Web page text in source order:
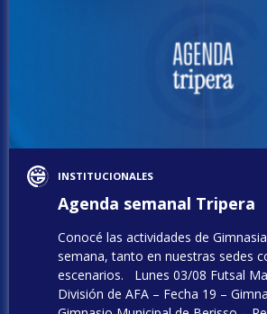
INSTITUCIONALES
Agenda semanal Tripera
Conocé las actividades de
semana, tanto en nuestras sedes
escenarios. Lunes 03/08 Futsal
División de AFA – Fecha 19 –